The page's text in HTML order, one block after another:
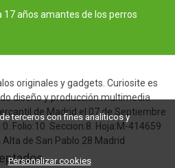
17 años amantes de los perros
originales y gadgets. Curiosite es
diseño y producción multimedia
de Madrid el 07 de Septiembre
Folio:10. Seccion:8. Hoja:M-414659
de San Pablo 28 Madrid
terceros con fines analíticos y
Personalizar cookies